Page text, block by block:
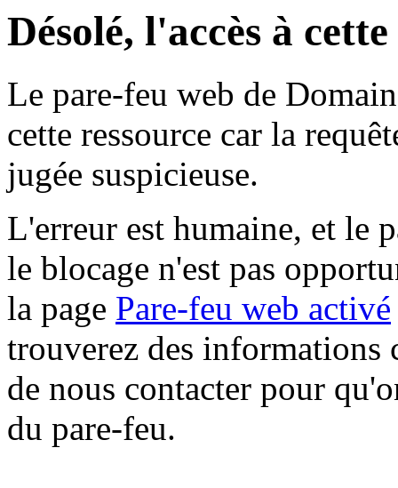
Désolé, l'accès à
Le pare-feu web de
cette ressource car la
jugée suspicieuse.
L'erreur est humaine, et le
le blocage n'est pas
la page Pare-feu web activé
trouverez des informations
de nous contacter pour
du pare-feu.